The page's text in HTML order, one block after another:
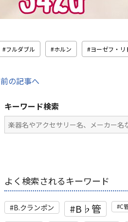
フルダブル ホルン ヨーゼフ・リ
前の記事へ
キーワード検索
よく検索されるキーワード
B.クランポン B♭管 C